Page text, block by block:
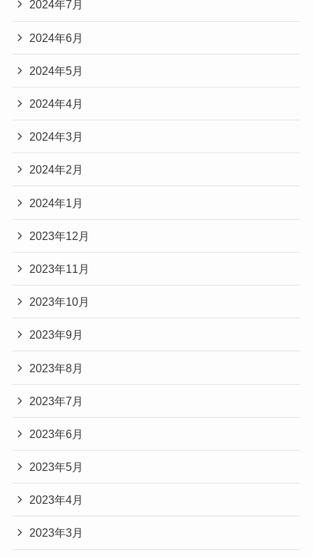
2024年7月
2024年6月
2024年5月
2024年4月
2024年3月
2024年2月
2024年1月
2023年12月
2023年11月
2023年10月
2023年9月
2023年8月
2023年7月
2023年6月
2023年5月
2023年4月
2023年3月